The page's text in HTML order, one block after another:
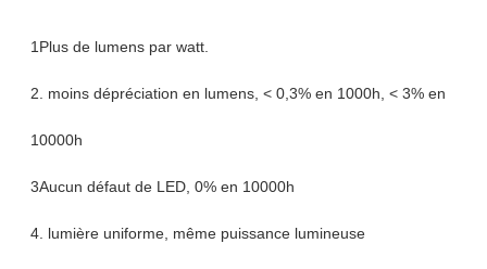
1Plus de lumens par watt.
2. moins dépréciation en lumens, < 0,3% en 1000h, < 3% en
10000h
3Aucun défaut de LED, 0% en 10000h
4. lumière uniforme, même puissance lumineuse